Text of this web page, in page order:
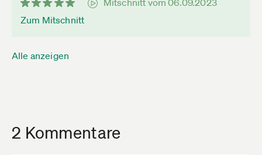
Mitschnitt vom 06.09.2023
Zum Mitschnitt
Alle anzeigen
2 Kommentare